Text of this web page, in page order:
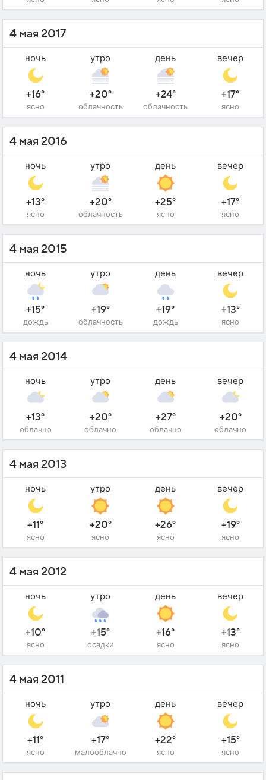
4 мая 2017
ночь
+16°
ясно
утро
+20°
облачность
день
+24°
облачность
вечер
+17°
ясно
4 мая 2016
ночь
+13°
ясно
утро
+20°
облачность
день
+25°
ясно
вечер
+17°
ясно
4 мая 2015
ночь
+15°
дождь
утро
+19°
облачность
день
+19°
дождь
вечер
+13°
ясно
4 мая 2014
ночь
+13°
облачно
утро
+20°
облачно
день
+27°
облачно
вечер
+20°
облачно
4 мая 2013
ночь
+11°
ясно
утро
+20°
ясно
день
+26°
ясно
вечер
+19°
ясно
4 мая 2012
ночь
+10°
ясно
утро
+15°
осадки
день
+16°
ясно
вечер
+13°
ясно
4 мая 2011
ночь
+11°
ясно
утро
+17°
малооблачно
день
+22°
ясно
вечер
+15°
ясно